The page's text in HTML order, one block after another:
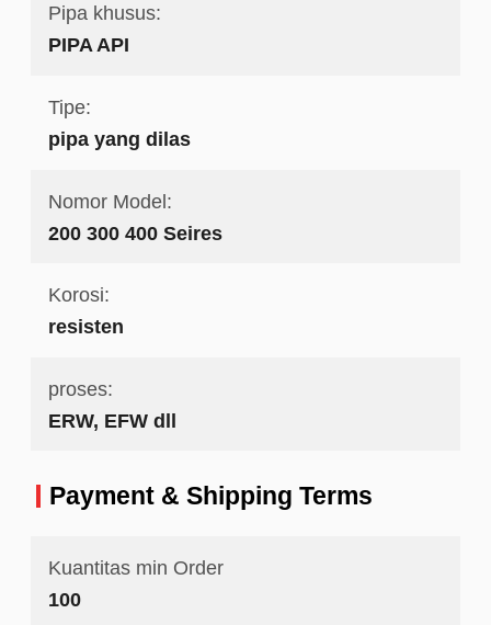
Pipa khusus:
PIPA API
Tipe:
pipa yang dilas
Nomor Model:
200 300 400 Seires
Korosi:
resisten
proses:
ERW, EFW dll
Payment & Shipping Terms
Kuantitas min Order
100